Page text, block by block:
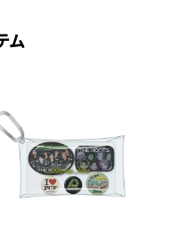
ム